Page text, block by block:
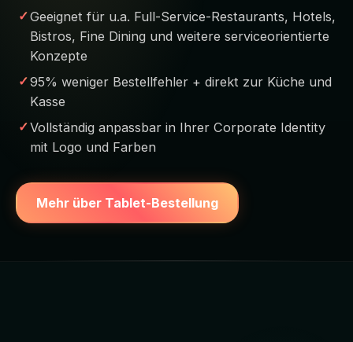
Geeignet für u.a. Full-Service-Restaurants, Hotels,
Bistros, Fine Dining und weitere serviceorientierte
Konzepte
95% weniger Bestellfehler + direkt zur Küche und
Kasse
Vollständig anpassbar in Ihrer Corporate Identity
mit Logo und Farben
Mehr über Tablet-Bestellung